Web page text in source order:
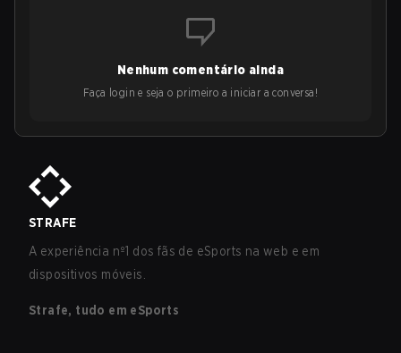
Nenhum comentário ainda
Faça login e seja o primeiro a iniciar a conversa!
STRAFE
A experiência nº1 dos fãs de eSports na web e em
dispositivos móveis.
Strafe, tudo em eSports